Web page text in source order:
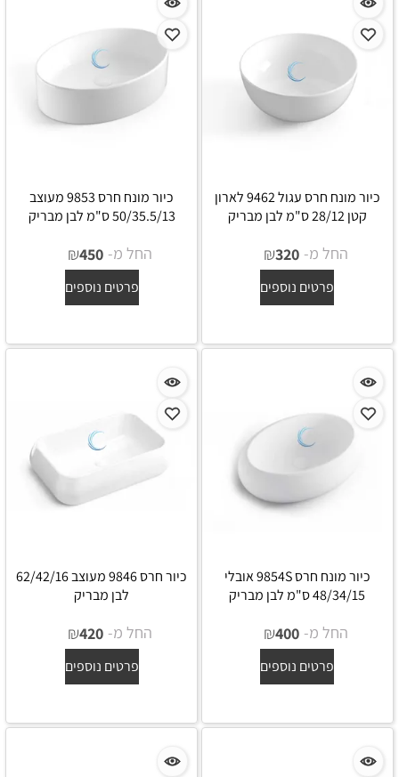
כיור מונח חרס עגול 9462 לארון
קטן 28/12 ס"מ לבן מבריק
החל מ- ₪320
פרטים נוספים
כיור מונח חרס 9853 מעוצב
50/35.5/13 ס"מ לבן מבריק
החל מ- ₪450
פרטים נוספים
כיור מונח חרס 9854S אובלי
48/34/15 ס"מ לבן מבריק
החל מ- ₪400
פרטים נוספים
כיור חרס 9846 מעוצב 62/42/16
לבן מבריק
החל מ- ₪420
פרטים נוספים